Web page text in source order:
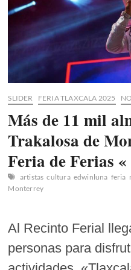
SLIDER FERIA TLAXCALA 2025
Más de 11 mil
Trakalosa de
Feria de Ferias «
artistas cultura edwinluna feria
Monterrey
Al Recinto Ferial
personas para